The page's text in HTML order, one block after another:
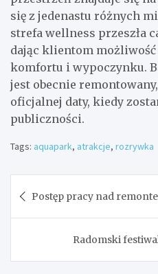
się z jedenastu różnych
strefa wellness przeszła
dając klientom
komfortu i wypoczynku.
jest obecnie
oficjalnej daty, kiedy
publiczności.
Tags: aquapark, atrakcje, rozrywka
wpisu
Postęp pracy nad
Radomski